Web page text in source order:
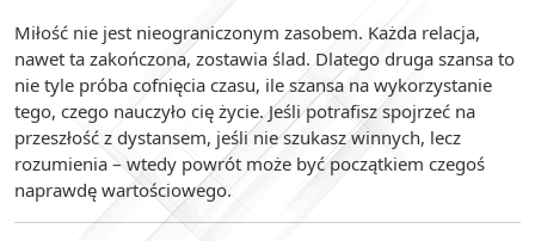
Miłość nie jest nieograniczonym zasobem. Każda relacja,
nawet ta zakończona, zostawia ślad. Dlatego druga szansa to
nie tyle próba cofnięcia czasu, ile szansa na wykorzystanie
tego, czego nauczyło cię życie. Jeśli potrafisz spojrzeć na
przeszłość z dystansem, jeśli nie szukasz winnych, lecz
rozumienia – wtedy powrót może być początkiem czegoś
naprawdę wartościowego.